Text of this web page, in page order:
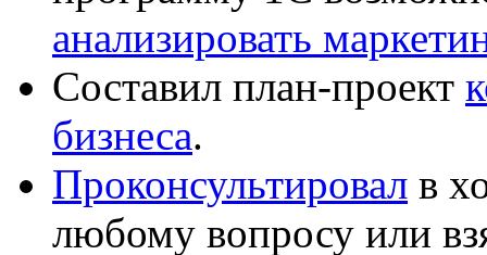
анализировать
Составил план-проект
бизнеса.
Проконсультировал в
любому вопросу или